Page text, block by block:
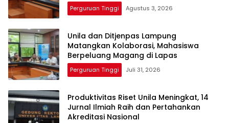
Perguruan Tinggi Agustus 3, 2026
Unila dan Ditjenpas Lampung
Matangkan Kolaborasi, Mahasiswa
Berpeluang Magang di Lapas
Perguruan Tinggi Juli 31, 2026
Produktivitas Riset Unila Meningkat, 14
Jurnal Ilmiah Raih dan Pertahankan
Akreditasi Nasional